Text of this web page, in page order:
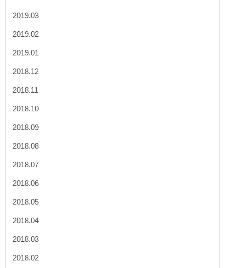
2019.03
2019.02
2019.01
2018.12
2018.11
2018.10
2018.09
2018.08
2018.07
2018.06
2018.05
2018.04
2018.03
2018.02